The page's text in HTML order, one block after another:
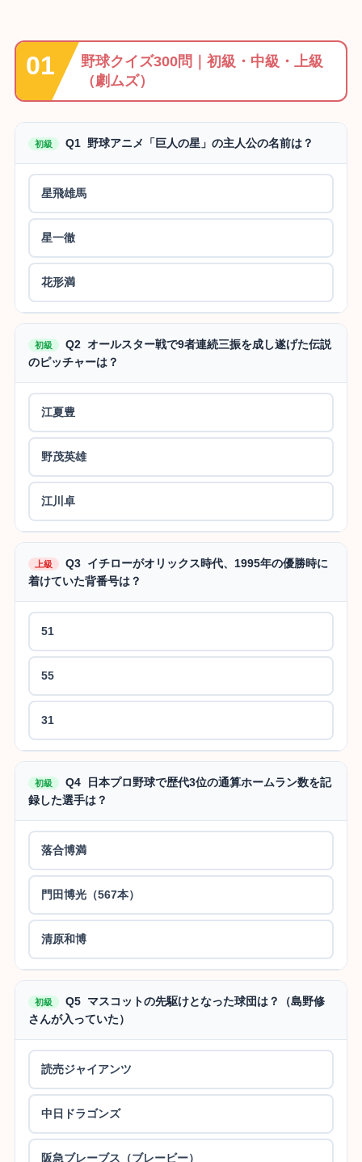
野球クイズ300問｜初級・中級・上級
（劇ムズ）
初級 Q1 野球アニメ「巨人の星」の主人公の名前は？
星飛雄馬
星一徹
花形満
初級
Q2 オールスター戦で9者連続三振を成し遂げた伝説
のピッチャーは？
江夏豊
野茂英雄
江川卓
上級
Q3 イチローがオリックス時代、1995年の優勝時に
着けていた背番号は？
51
55
31
初級
Q4 日本プロ野球で歴代3位の通算ホームラン数を記
録した選手は？
落合博満
門田博光（567本）
清原和博
初級
Q5 マスコットの先駆けとなった球団は？（島野修
さんが入っていた）
読売ジャイアンツ
中日ドラゴンズ
阪急ブレーブス（ブレービー）